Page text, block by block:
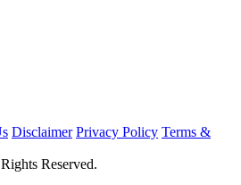
Disclaimer Privacy Policy Terms &
Reserved.